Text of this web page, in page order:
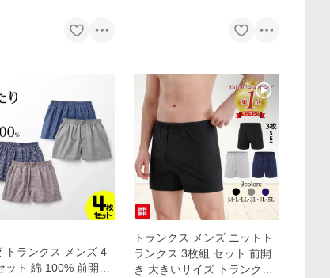
トランクス メンズ 4
ット 綿 100% 前開き
トランクス メンズ ニットト
ランクス 3枚組 セット 前開
き 大きいサイズ トランクス3